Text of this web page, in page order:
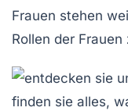
Frauen stehen
Rollen der Frauen